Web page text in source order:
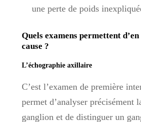
une perte de poids
Quels examens permettent
cause ?
L’échographie axillaire
C’est l’examen de première
permet d’analyser précisément
ganglion et de distinguer un